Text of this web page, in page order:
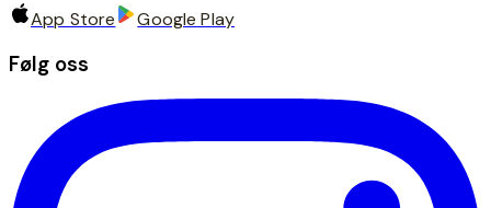
App Store Google Play
Følg oss